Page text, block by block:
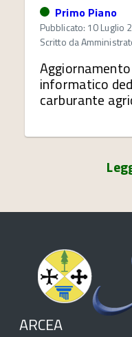
Primo Piano
Pubblicato: 10 Luglio
Scritto da
informatico
carburante
ARCEA